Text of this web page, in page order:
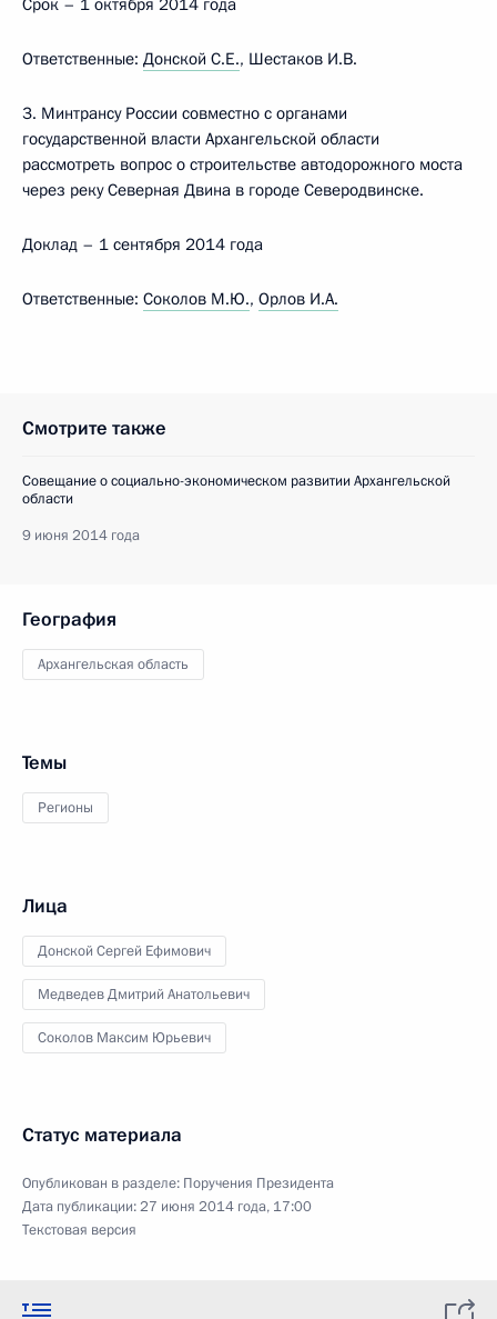
Срок – 1 октября 2014 года
Ответственные: Донской С.Е., Шестаков И.В.
3. Минтрансу России совместно с органами
государственной власти Архангельской области
рассмотреть вопрос о строительстве автодорожного моста
через реку Северная Двина в городе Северодвинске.
Доклад – 1 сентября 2014 года
Ответственные: Соколов М.Ю., Орлов И.А.
Смотрите также
Совещание о социально-экономическом развитии Архангельской
области
9 июня 2014 года
География
Архангельская область
Темы
Регионы
Лица
Донской Сергей Ефимович
Медведев Дмитрий Анатольевич
Соколов Максим Юрьевич
Статус материала
Опубликован в разделе: Поручения Президента
Дата публикации:27 июня 2014 года, 17:00
Текстовая версия